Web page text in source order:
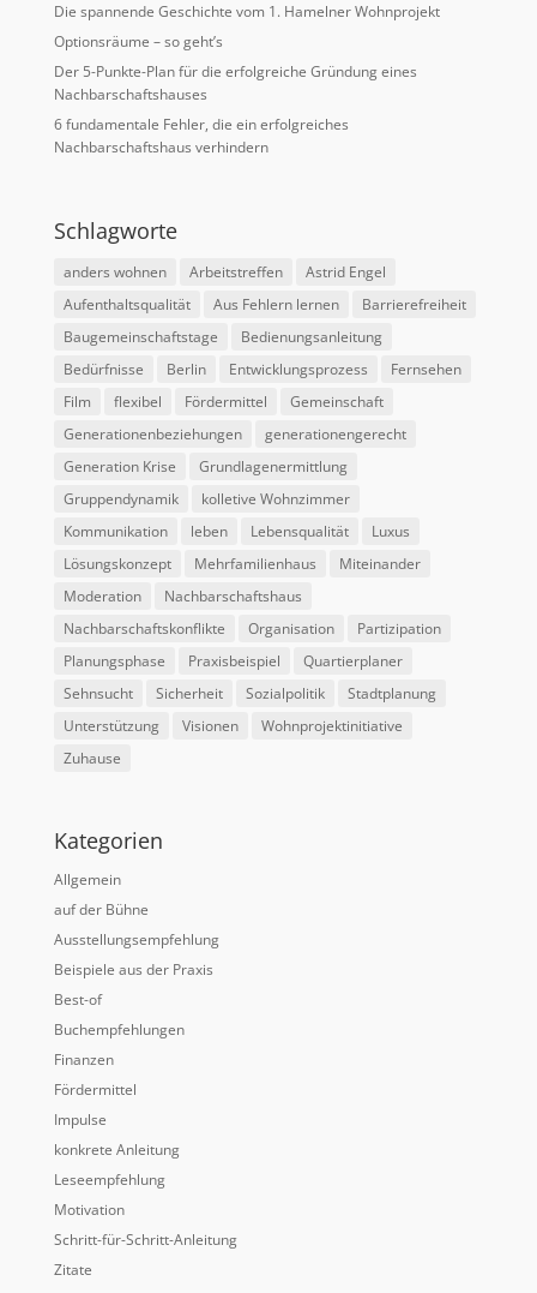
Die spannende Geschichte vom 1. Hamelner Wohnprojekt
Optionsräume – so geht’s
Der 5-Punkte-Plan für die erfolgreiche Gründung eines
Nachbarschaftshauses
6 fundamentale Fehler, die ein erfolgreiches
Nachbarschaftshaus verhindern
Schlagworte
anders wohnen Arbeitstreffen
Astrid Engel
Aufenthaltsqualität
Aus Fehlern lernen
Barrierefreiheit
Baugemeinschaftstage
Bedienungsanleitung
Bedürfnisse
Berlin Entwicklungsprozess
Fernsehen
Film
flexibel Fördermittel
Gemeinschaft
Generationenbeziehungen
generationengerecht
Generation Krise
Grundlagenermittlung
Gruppendynamik
kolletive Wohnzimmer
Kommunikation
leben Lebensqualität
Luxus
Lösungskonzept
Mehrfamilienhaus
Miteinander
Moderation
Nachbarschaftshaus
Nachbarschaftskonflikte
Organisation
Partizipation
Planungsphase
Praxisbeispiel
Quartierplaner
Sehnsucht
Sicherheit Sozialpolitik
Stadtplanung
Unterstützung
Visionen
Wohnprojektinitiative
Zuhause
Kategorien
Allgemein
auf der Bühne
Ausstellungsempfehlung
Beispiele aus der Praxis
Best-of
Buchempfehlungen
Finanzen
Fördermittel
Impulse
konkrete Anleitung
Leseempfehlung
Motivation
Schritt-für-Schritt-Anleitung
Zitate